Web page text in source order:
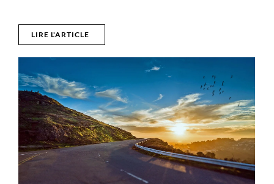
LIRE L'ARTICLE